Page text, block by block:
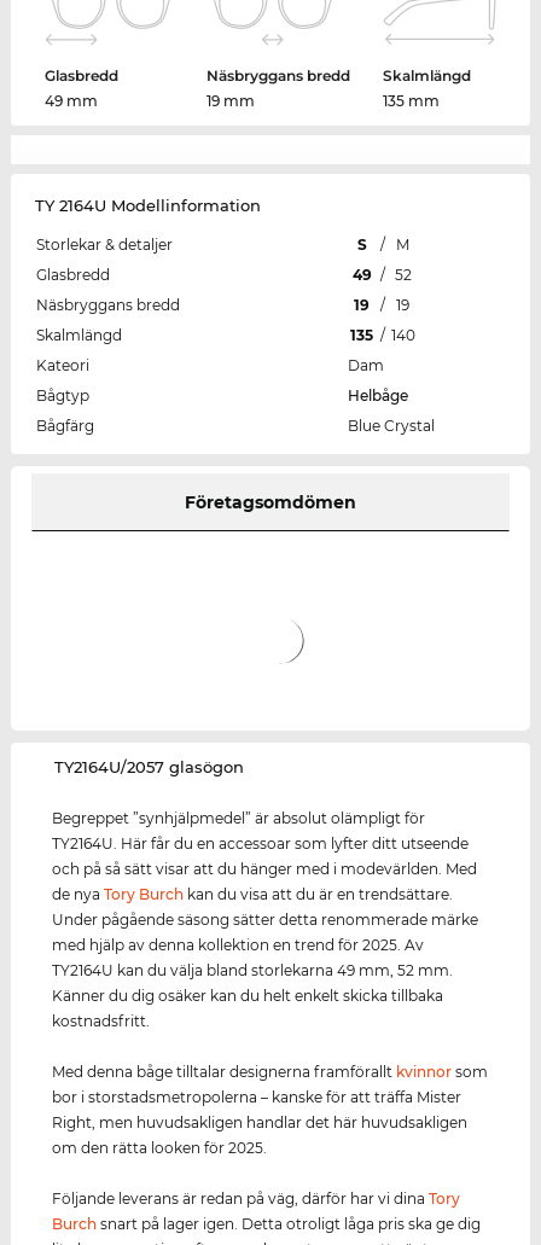
Glasbredd
49 mm
Näsbryggans bredd
19 mm
Skalmlängd
135 mm
TY 2164U Modellinformation
Storlekar & detaljer S /
M
Glasbredd
49 / 52
Näsbryggans bredd
19 /
19
Skalmlängd
135 / 140
Kateori
Dam
Bågtyp
Helbåge
Bågfärg
Blue Crystal
Företagsomdömen
‌TY2164U/2057 glasögon
Begreppet ”synhjälpmedel” är absolut olämpligt för
TY2164U. Här får du en accessoar som lyfter ditt utseende
och på så sätt visar att du hänger med i modevärlden. Med
de nyaTory Burch kan du visa att du är en trendsättare.
Under pågående säsong sätter detta renommerade märke
med hjälp av denna kollektion en trend för 2025. Av
TY2164U kan du välja bland storlekarna 49 mm, 52 mm.
Känner du dig osäker kan du helt enkelt skicka tillbaka
kostnadsfritt.
Med denna båge tilltalar designerna framförallt kvinnor som
bor i storstadsmetropolerna – kanske för att träffa Mister
Right, men huvudsakligen handlar det här huvudsakligen
om den rätta looken för 2025.
Följande leverans är redan på väg, därför har vi dinaTory
Burch snart på lager igen. Detta otroligt låga pris ska ge dig